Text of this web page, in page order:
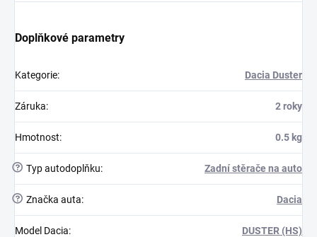
Doplňkové parametry
Kategorie: Dacia Duster
Záruka: 2 roky
Hmotnost: 0.5 kg
? Typ autodoplňku: Zadní stěrače na auto
? Značka auta: Dacia
Model Dacia: DUSTER (HS)